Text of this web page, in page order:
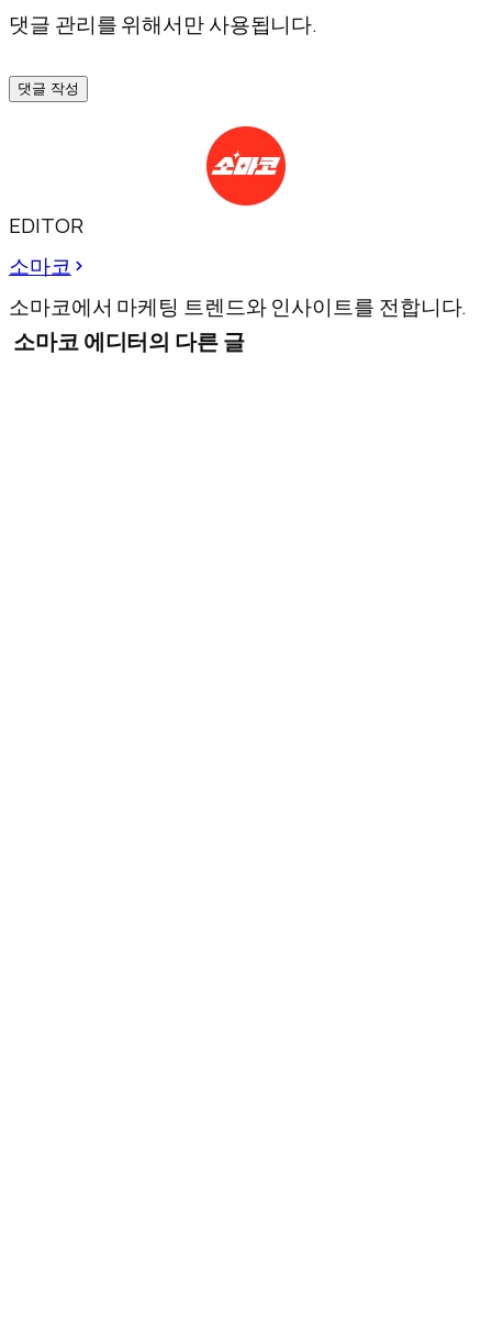
댓글 관리를 위해서만 사용됩니다.
댓글 작성
EDITOR
소마코
소마코에서 마케팅 트렌드와 인사이트를 전합니다.
소마코 에디터의 다른 글